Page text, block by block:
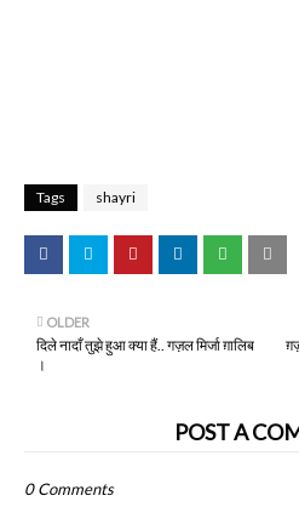
Tags shayri
OLDER
दिले नादाँ तुझे हुआ क्या हैं.. गज़ल मिर्जा ग़ालिब
।
POST A
0 Comments